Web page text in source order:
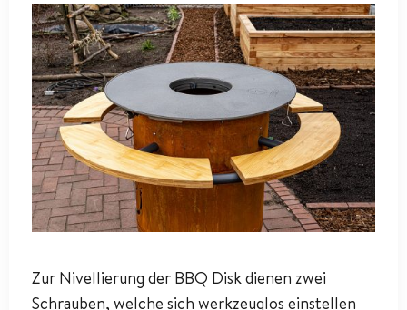
Zur Nivellierung der BBQ Disk dienen zwei
Schrauben, welche sich werkzeuglos einstellen